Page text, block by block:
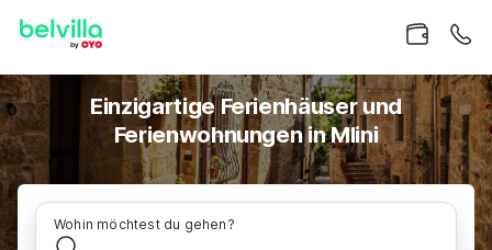
Einzigartige Ferienhäuser und
Ferienwohnungen in Mlini
Wohin möchtest du gehen?